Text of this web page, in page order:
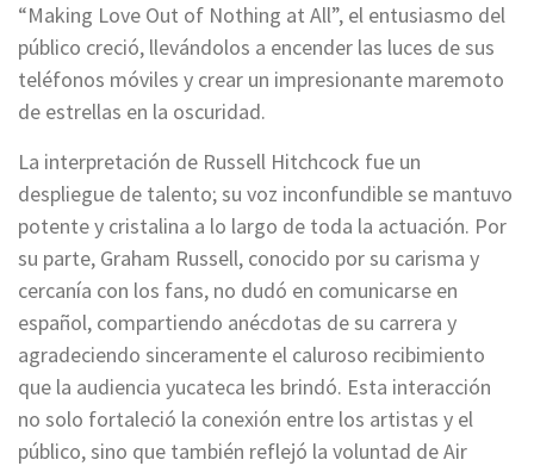
“Making Love Out of Nothing at All”, el entusiasmo del
público creció, llevándolos a encender las luces de sus
teléfonos móviles y crear un impresionante maremoto
de estrellas en la oscuridad.
La interpretación de Russell Hitchcock fue un
despliegue de talento; su voz inconfundible se mantuvo
potente y cristalina a lo largo de toda la actuación. Por
su parte, Graham Russell, conocido por su carisma y
cercanía con los fans, no dudó en comunicarse en
español, compartiendo anécdotas de su carrera y
agradeciendo sinceramente el caluroso recibimiento
que la audiencia yucateca les brindó. Esta interacción
no solo fortaleció la conexión entre los artistas y el
público, sino que también reflejó la voluntad de Air